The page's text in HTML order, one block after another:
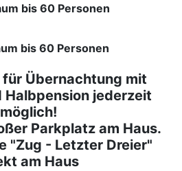
bis 60 Personen
bis 60 Personen
Übernachtung mit
Halbpension jederzeit
möglich!
Parkplatz am Haus.
"Zug - Letzter Dreier"
am Haus